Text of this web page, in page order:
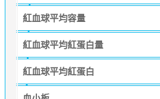
紅血球平均容量
紅血球平均紅蛋白量
紅血球平均紅蛋白